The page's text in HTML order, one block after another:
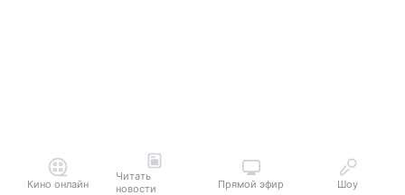
Кино онлайн
Читать
новости
Прямой эфир Шоу